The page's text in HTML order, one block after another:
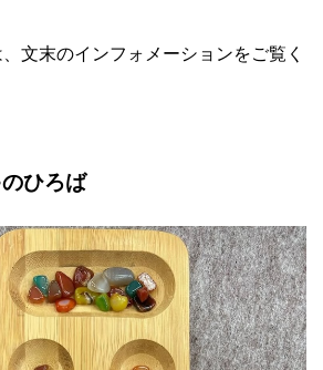
文末のインフォメーションをご覧く
のひろば